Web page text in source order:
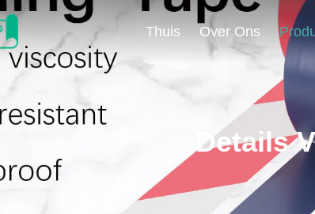
Thuis Over Ons
Details